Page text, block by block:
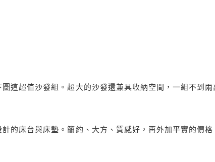
這超值沙發組。超大的沙發還兼具收納空間，一組不到兩
的床台與床墊。簡約、大方、質感好，再外加平實的價格